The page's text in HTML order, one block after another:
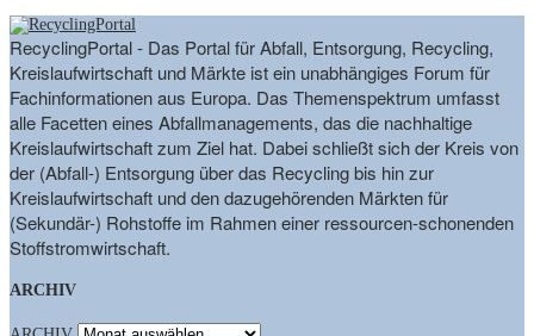
RecyclingPortal - Das Portal für Abfall, Entsorgung, Recycling,
Kreislaufwirtschaft und Märkte ist ein unabhängiges Forum für
Fachinformationen aus Europa. Das Themenspektrum umfasst
alle Facetten eines Abfallmanagements, das die nachhaltige
Kreislaufwirtschaft zum Ziel hat. Dabei schließt sich der Kreis von
der (Abfall-) Entsorgung über das Recycling bis hin zur
Kreislaufwirtschaft und den dazugehörenden Märkten für
(Sekundär-) Rohstoffe im Rahmen einer ressourcen-schonenden
Stoffstromwirtschaft.
ARCHIV